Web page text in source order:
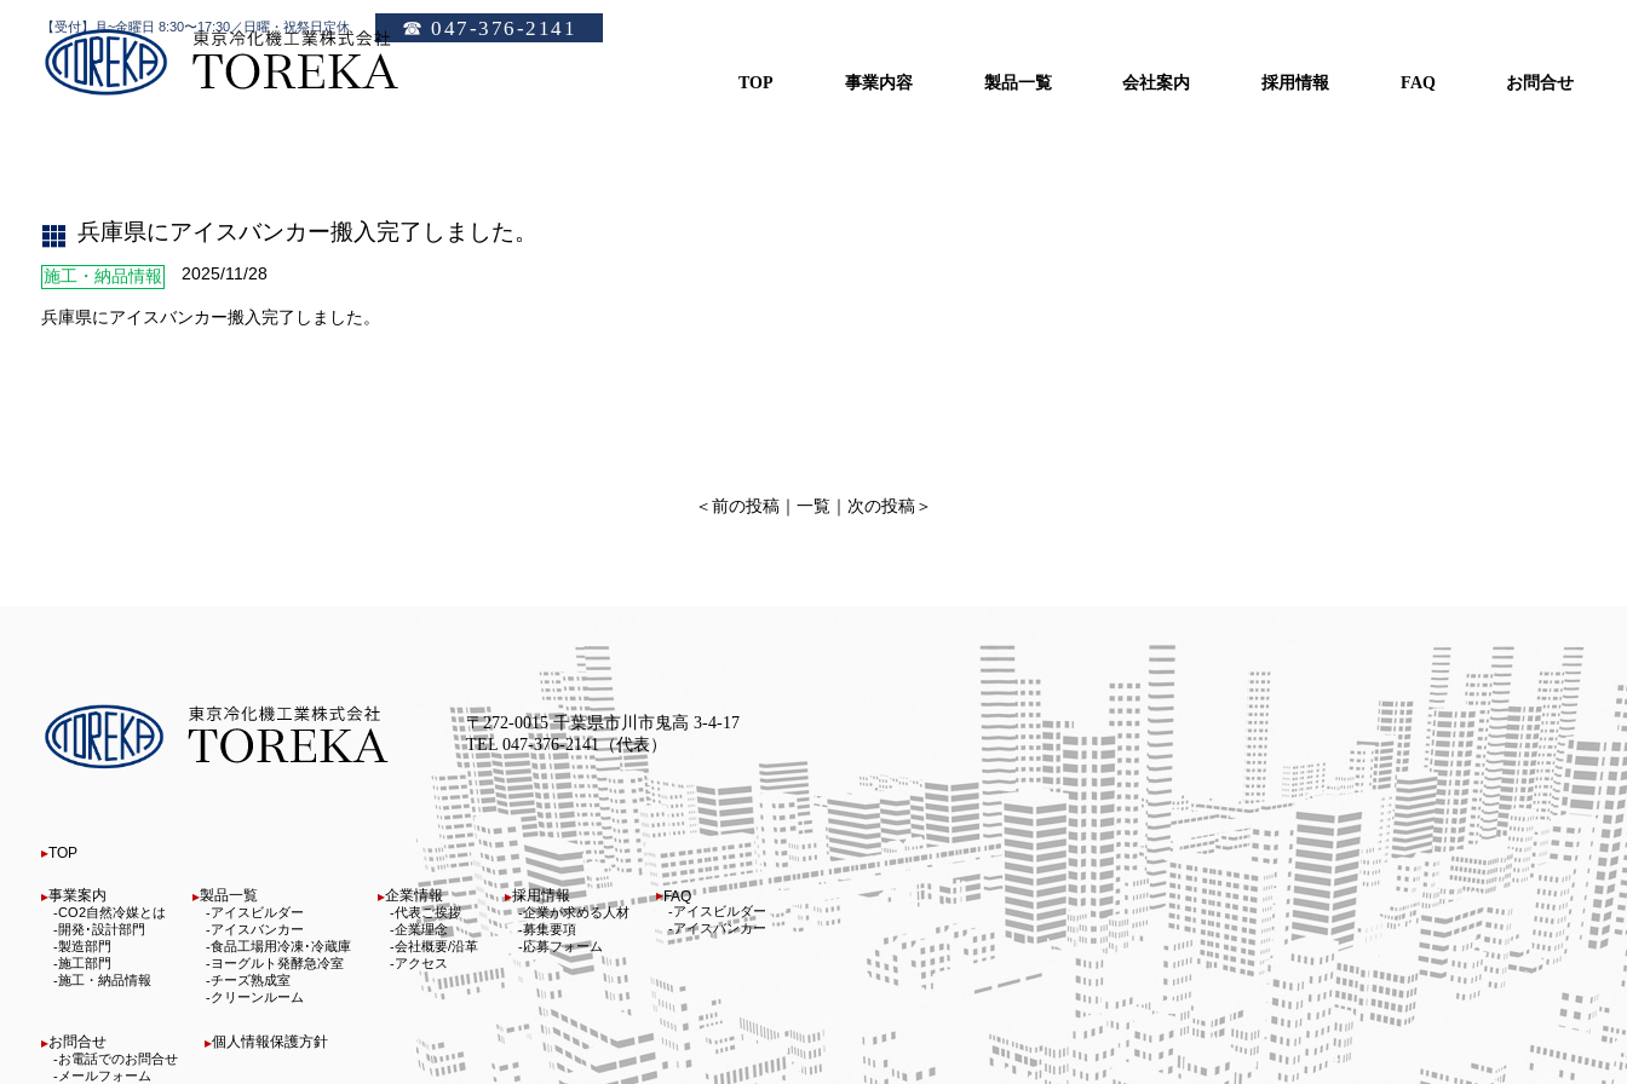
【受付】月~金曜日 8:30〜17:30／日曜・祝祭日定休 ☎ 047-376-2141
TOP 事業内容 製品一覧 会社案内 採用情報 FAQ お問合せ
HOME 兵庫県にアイスバンカー搬入完了しました。
兵庫県にアイスバンカー搬入完了しました。
施工・納品情報 2025/11/28
兵庫県にアイスバンカー搬入完了しました。
＜ 前の投稿｜ 一覧｜ 次の投稿＞
〒272-0015 千葉県市川市鬼高 3-4-17
TEL 047-376-2141（代表）
TOP
事業案内
CO2自然冷媒とは
開発･設計部門
製造部門
施工部門
施工・納品情報
製品一覧
アイスビルダー
アイスバンカー
食品工場用冷凍･冷蔵庫
ヨーグルト発酵急冷室
チーズ熟成室
クリーンルーム
企業情報
代表ご挨拶
企業理念
会社概要/沿革
アクセス
採用情報
企業が求める人材
募集要項
応募フォーム
FAQ
アイスビルダー
アイスバンカー
お問合せ
お電話でのお問合せ
メールフォーム
個人情報保護方針